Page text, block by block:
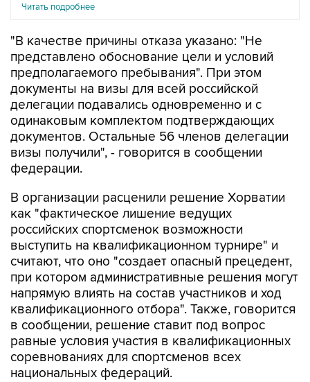
Читать подробнее
"В качестве причины отказа указано: "Не
представлено обоснование цели и условий
предполагаемого пребывания". При этом
документы на визы для всей российской
делегации подавались одновременно и с
одинаковым комплектом подтверждающих
документов. Остальные 56 членов делегации
визы получили", - говорится в сообщении
федерации.
В организации расценили решение Хорватии
как "фактическое лишение ведущих
российских спортсменок возможности
выступить на квалификационном турнире" и
считают, что оно "создает опасный прецедент,
при котором административные решения могут
напрямую влиять на состав участников и ход
квалификационного отбора". Также, говорится
в сообщении, решение ставит под вопрос
равные условия участия в квалификационных
соревнованиях для спортсменов всех
национальных федераций.